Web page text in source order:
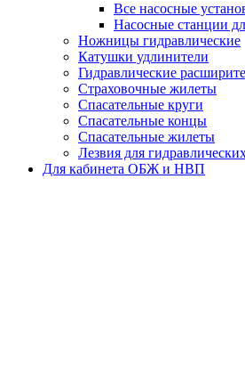
Все насосные
Насосные станции
Ножницы гидравлические
Катушки удлинители
Гидравлические
Страховочные жилеты
Спасательные круги
Спасательные концы
Спасательные жилеты
Лезвия для
Для кабинета ОБЖ и НВП